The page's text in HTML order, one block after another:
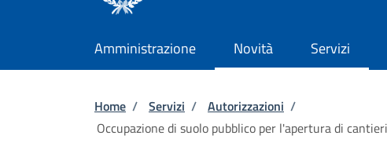
Amministrazione Novità Servizi
Briciole di pane
Home / Servizi / Autorizzazioni /
Occupazione di suolo pubblico per l'apertura di